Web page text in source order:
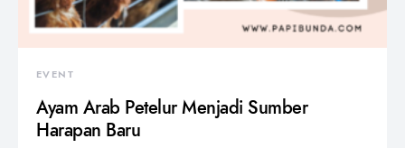
EVENT
Ayam Arab Petelur Menjadi Sumber
Harapan Baru